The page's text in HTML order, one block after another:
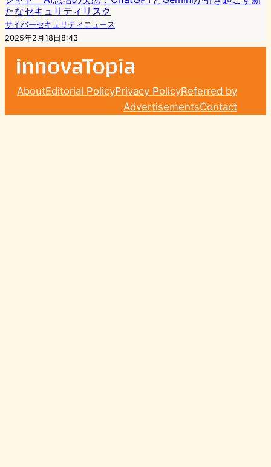
たなセキュリティリスク
サイバーセキュリティニュース
2025年2月18日8:43
AboutEditorial PolicyPrivacy PolicyReferred by
AdvertisementsContact